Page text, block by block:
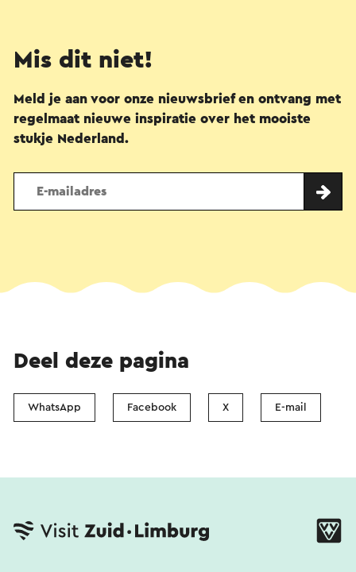
Mis dit niet!
Meld je aan voor onze nieuwsbrief en ontvang met
regelmaat nieuwe inspiratie over het mooiste
stukje Nederland.
Deel deze pagina
WhatsApp Facebook X E-mail